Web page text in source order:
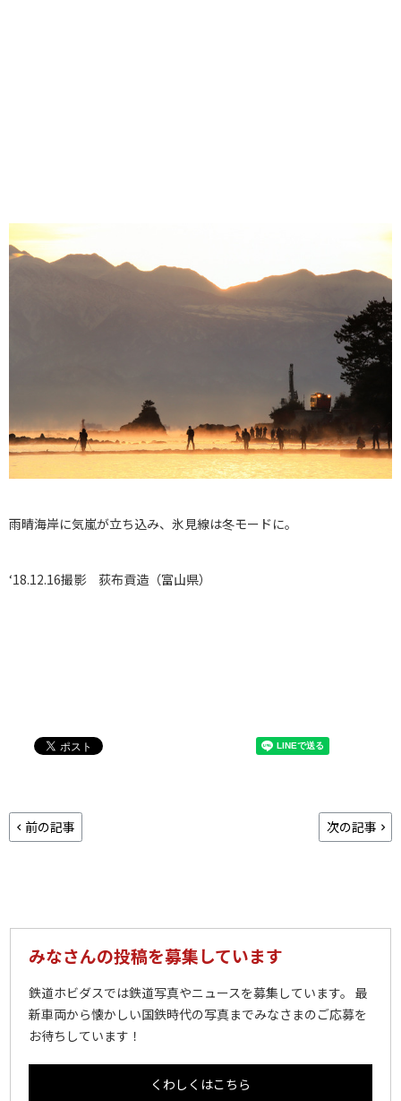
雨晴海岸に気嵐が立ち込み、氷見線は冬モードに。
‘18.12.16撮影 荻布貢造（富山県）
前の記事 次の記事
みなさんの投稿を募集しています
鉄道ホビダスでは鉄道写真やニュースを募集しています。 最
新車両から懐かしい国鉄時代の写真までみなさまのご応募を
お待ちしています！
くわしくはこちら